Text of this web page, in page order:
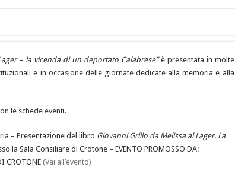
– la vicenda di un deportato Calabrese”è presentata in molte
e in occasione delle giornate dedicate alla memoria e alla
le schede eventi.
– Presentazione del libro Giovanni Grillo da Melissa al Lager. La
la Sala Consiliare di Crotone – EVENTO PROMOSSO DA:
CROTONE (Vai all’evento)